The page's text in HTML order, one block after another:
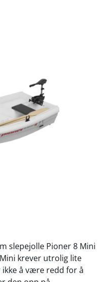
slepejolle Pioner 8 Mini
krever utrolig lite
å være redd for å